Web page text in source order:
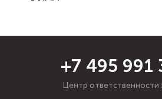
+7 495 991
Центр ответственности